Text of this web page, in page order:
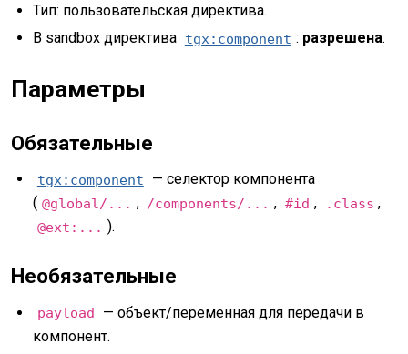
Тип: пользовательская директива.
В sandbox директива tgx:component : разрешена.
Параметры
Обязательные
tgx:component
— селектор компонента
( @global/... , /components/... , #id , .class ,
@ext:... ).
Необязательные
payload
— объект/переменная для передачи в
компонент.